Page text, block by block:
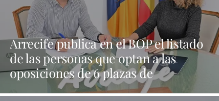
Arrecife publica en el BOP el listado
de las personas que optan a las
oposiciones de 6 plazas de
trabajadores sociales